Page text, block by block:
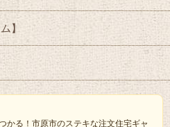
】
かる！市原市のステキな注文住宅ギャ